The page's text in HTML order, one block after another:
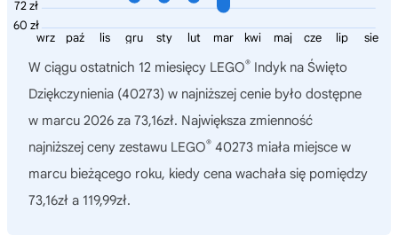
72 zł
60 zł
sie
lip
cze
maj
kwi
mar
lut
sty
gru
lis
paź
wrz
W ciągu ostatnich 12 miesięcy LEGO® Indyk na Święto
Dziękczynienia (40273) w najniższej cenie było dostępne
w marcu 2026 za 73,16zł. Największa zmienność
najniższej ceny zestawu LEGO® 40273 miała miejsce w
marcu bieżącego roku, kiedy cena wachała się pomiędzy
73,16zł a 119,99zł.